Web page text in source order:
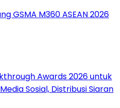
GSMA M360 ASEAN 2026
Awards 2026 untuk
Sosial, Distribusi Siaran